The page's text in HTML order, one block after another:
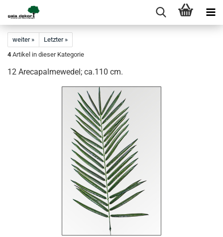
weiter »
Letzter »
4 Artikel in dieser Kategorie
12 Arecapalmewedel; ca.110 cm.